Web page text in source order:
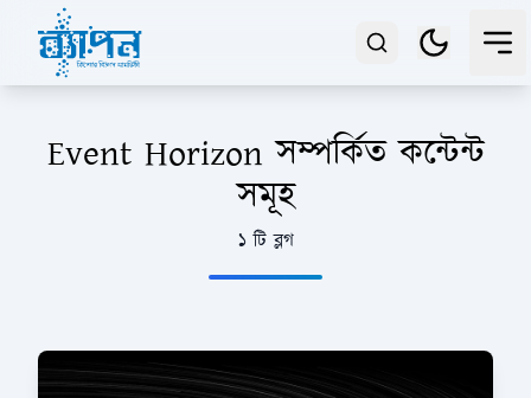
Event Horizon সম্পর্কিত কন্টেন্ট
সমূহ
১ টি ব্লগ